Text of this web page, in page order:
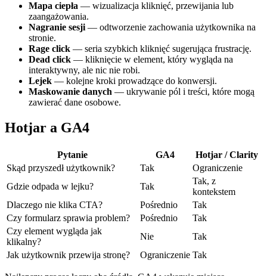
Mapa ciepła — wizualizacja kliknięć, przewijania lub
zaangażowania.
Nagranie sesji — odtworzenie zachowania użytkownika na
stronie.
Rage click — seria szybkich kliknięć sugerująca frustrację.
Dead click — kliknięcie w element, który wygląda na
interaktywny, ale nic nie robi.
Lejek — kolejne kroki prowadzące do konwersji.
Maskowanie danych — ukrywanie pól i treści, które mogą
zawierać dane osobowe.
Hotjar a GA4
Pytanie GA4
Hotjar / Clarity
Skąd przyszedł użytkownik?
Tak
Ograniczenie
Gdzie odpada w lejku?
Tak
Tak, z
kontekstem
Dlaczego nie klika CTA?
Pośrednio
Tak
Czy formularz sprawia problem?
Pośrednio
Tak
Czy element wygląda jak
klikalny?
Nie
Tak
Jak użytkownik przewija stronę?
Ograniczenie Tak